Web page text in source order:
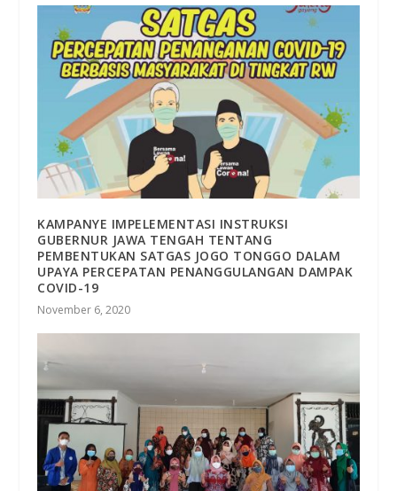
KAMPANYE IMPELEMENTASI INSTRUKSI
GUBERNUR JAWA TENGAH TENTANG
PEMBENTUKAN SATGAS JOGO TONGGO DALAM
UPAYA PERCEPATAN PENANGGULANGAN DAMPAK
COVID-19
November 6, 2020